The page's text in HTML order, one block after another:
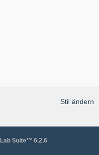
Stil ändern
Suite™ 6.2.6